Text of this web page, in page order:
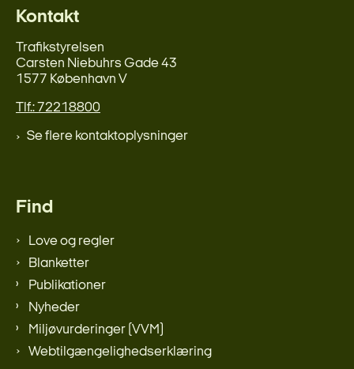
Kontakt
Trafikstyrelsen
Carsten Niebuhrs Gade 43
1577 København V
Tlf.: 72218800
Se flere kontaktoplysninger
Find
Love og regler
Blanketter
Publikationer
Nyheder
Miljøvurderinger (VVM)
Webtilgængelighedserklæring